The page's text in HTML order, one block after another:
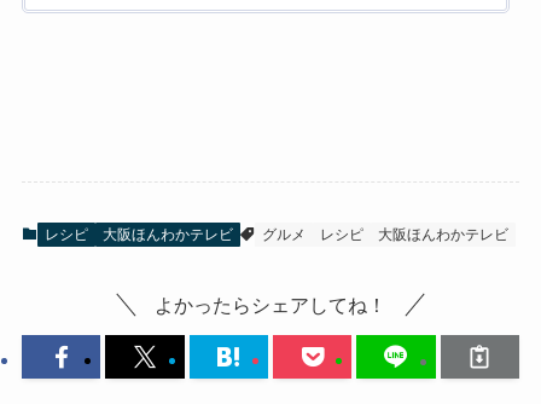
レシピ 大阪ほんわかテレビ グルメ レシピ 大阪ほんわかテレビ
よかったらシェアしてね！